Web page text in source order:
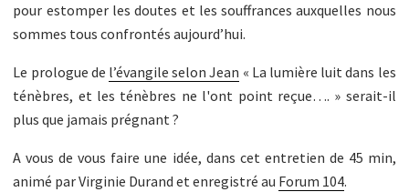
pour estomper les doutes et les souffrances auxquelles nous
sommes tous confrontés aujourd’hui.
Le prologue de l’évangile selon Jean « La lumière luit dans les
ténèbres, et les ténèbres ne l'ont point reçue…. » serait-il
plus que jamais prégnant ?
A vous de vous faire une idée, dans cet entretien de 45 min,
animé par Virginie Durand et enregistré au Forum 104.